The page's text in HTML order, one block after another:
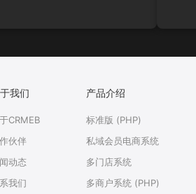
我们
CRMEB
伙伴
动态
我们
产品介绍
标准版 (PHP)
私域会员电商系统
多门店系统
多商户系统 (PHP)